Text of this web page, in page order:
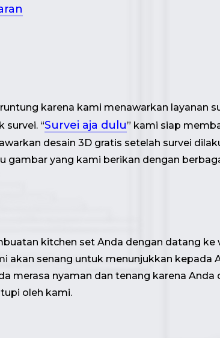
karena kami menawarkan layanan
survei. “Survei aja dulu” kami siap
desain 3D gratis setelah survei
gambar yang kami berikan dengan
kitchen set Anda dengan datang
akan senang untuk menunjukkan kepada
merasa nyaman dan tenang karena
oleh kami.